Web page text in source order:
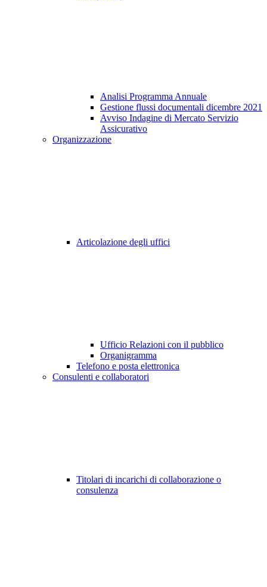
Analisi Programma Annuale
Gestione flussi documentali dicembre 2021
Avviso Indagine di Mercato Servizio
Assicurativo
Organizzazione
Articolazione degli uffici
Ufficio Relazioni con il pubblico
Organigramma
Telefono e posta elettronica
Consulenti e collaboratori
Titolari di incarichi di collaborazione o
consulenza